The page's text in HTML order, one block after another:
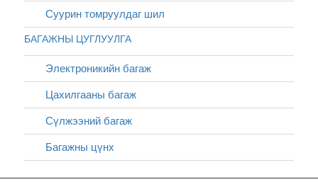
Суурин томруулдаг шил
БАГАЖНЫ ЦУГЛУУЛГА
Электроникийн багаж
Цахилгааны багаж
Сүлжээний багаж
Багажны цүнх